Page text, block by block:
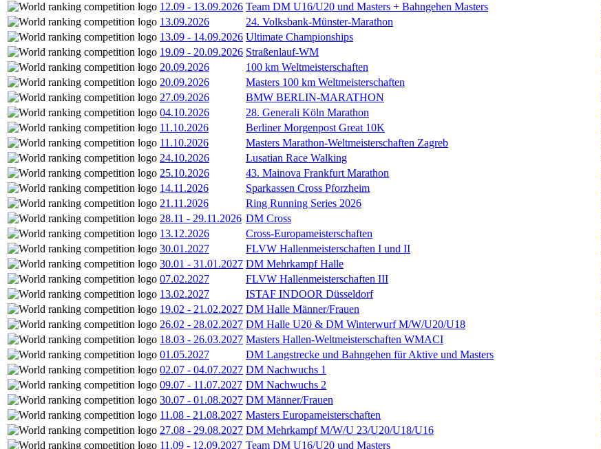
12.09 - 13.09.2026 Team DM U16/U20 und Masters + Bahngehen Masters
13.09.2026
24. Volksbank-Münster-Marathon
13.09 - 14.09.2026 Ultimate Championships
19.09 - 20.09.2026 Straßenlauf-WM
20.09.2026
100 km Weltmeisterschaften
20.09.2026
Masters 100 km Weltmeisterschaften
27.09.2026
BMW BERLIN-MARATHON
04.10.2026
28. Generali Köln Marathon
11.10.2026
Berliner Morgenpost Great 10K
11.10.2026
Masters Marathon-Weltmeisterschaften Zagreb
24.10.2026
Lusatian Race Walking
25.10.2026
43. Mainova Frankfurt Marathon
14.11.2026
Sparkassen Cross Pforzheim
21.11.2026
Ring Running Series 2026
28.11 - 29.11.2026 DM Cross
13.12.2026
Cross-Europameisterschaften
30.01.2027
FLVW Hallenmeisterschaften I und II
30.01 - 31.01.2027 DM Mehrkampf Halle
07.02.2027
FLVW Hallenmeisterschaften III
13.02.2027
ISTAF INDOOR Düsseldorf
19.02 - 21.02.2027 DM Halle Männer/Frauen
26.02 - 28.02.2027 DM Halle U20 & DM Winterwurf M/W/U20/U18
18.03 - 26.03.2027 Masters Hallen-Weltmeisterschaften WMACI
01.05.2027
DM Langstrecke und Bahngehen für Aktive und Masters
02.07 - 04.07.2027 DM Nachwuchs 1
09.07 - 11.07.2027 DM Nachwuchs 2
30.07 - 01.08.2027 DM Männer/Frauen
11.08 - 21.08.2027 Masters Europameisterschaften
27.08 - 29.08.2027 DM Mehrkampf M/W/U 23/U20/U18/U16
11.09 - 12.09.2027 Team DM U16/U20 und Masters